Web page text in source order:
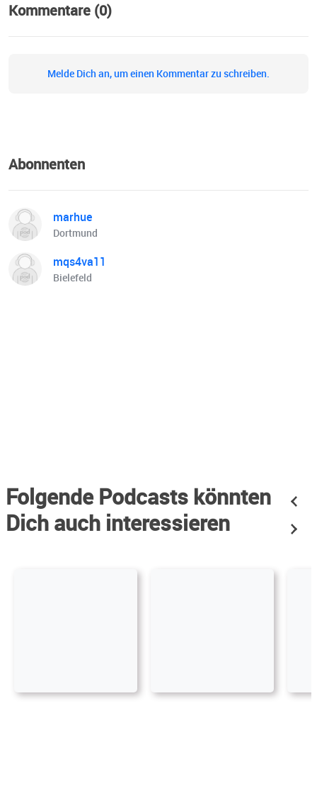
Kommentare (0)
Melde Dich an, um einen Kommentar zu schreiben.
Abonnenten
marhue
Dortmund
mqs4va11
Bielefeld
Folgende Podcasts könnten
Dich auch interessieren